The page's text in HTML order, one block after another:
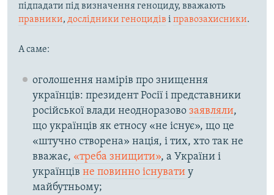
підпадати під визначення геноциду, вважають
правники, дослідники геноцидів і правозахисники.
А саме:
оголошення намірів про знищення
українців: президент Росії і представники
російської влади неодноразово заявляли,
що українців як етносу «не існує», що це
«штучно створена» нація, і тих, хто так не
вважає, «треба знищити», а України і
українців не повинно існувати у
майбутньому;